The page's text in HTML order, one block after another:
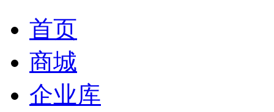
首页
商城
企业库